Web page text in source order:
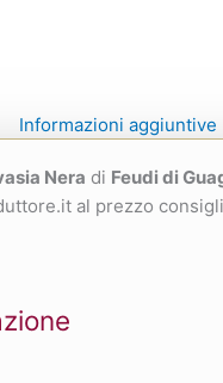
Informazioni aggiuntive
Nera di Feudi di
al prezzo